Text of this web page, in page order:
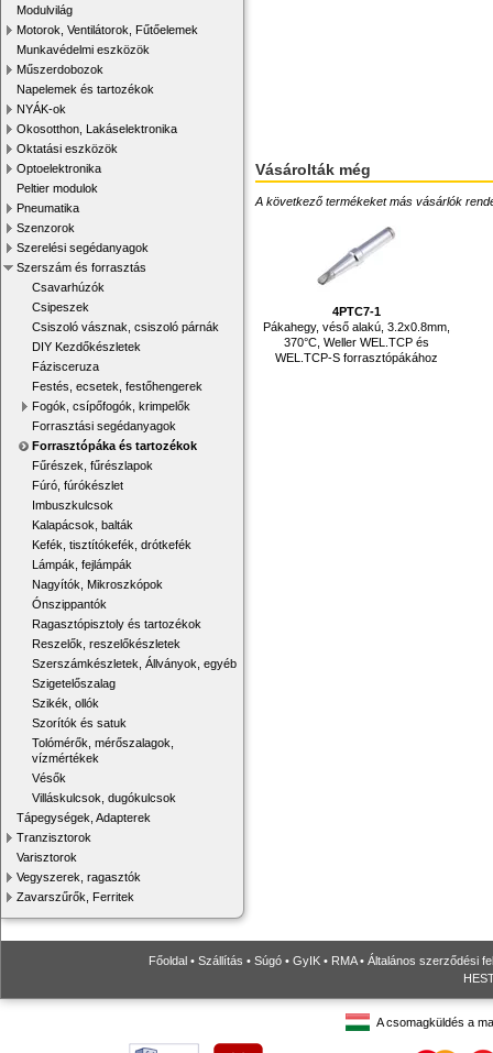
Modulvilág
Motorok, Ventilátorok, Fűtőelemek
Munkavédelmi eszközök
Műszerdobozok
Napelemek és tartozékok
NYÁK-ok
Okosotthon, Lakáselektronika
Oktatási eszközök
Optoelektronika
Peltier modulok
Pneumatika
Szenzorok
Szerelési segédanyagok
Szerszám és forrasztás
Csavarhúzók
Csipeszek
Csiszoló vásznak, csiszoló párnák
DIY Kezdőkészletek
Fázisceruza
Festés, ecsetek, festőhengerek
Fogók, csípőfogók, krimpelők
Forrasztási segédanyagok
Forrasztópáka és tartozékok
Fűrészek, fűrészlapok
Fúró, fúrókészlet
Imbuszkulcsok
Kalapácsok, balták
Kefék, tisztítókefék, drótkefék
Lámpák, fejlámpák
Nagyítók, Mikroszkópok
Ónszippantók
Ragasztópisztoly és tartozékok
Reszelők, reszelőkészletek
Szerszámkészletek, Állványok, egyéb
Szigetelőszalag
Szikék, ollók
Szorítók és satuk
Tolómérők, mérőszalagok,
vízmértékek
Vésők
Villáskulcsok, dugókulcsok
Tápegységek, Adapterek
Tranzisztorok
Varisztorok
Vegyszerek, ragasztók
Zavarszűrők, Ferritek
Vásárolták még
A következő termékeket más vásárlók
4PTC7-1
Pákahegy, véső alakú, 3.2x0.8mm,
370°C, Weller WEL.TCP és
WEL.TCP-S forrasztópákához
Főoldal • Szállítás • Súgó • GyIK • RMA• Általános szerződési
A csomagküldés a